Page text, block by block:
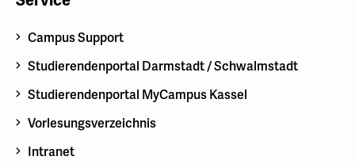
Campus Support
Studierendenportal Darmstadt / Schwalmstadt
Studierendenportal MyCampus Kassel
Vorlesungsverzeichnis
Intranet